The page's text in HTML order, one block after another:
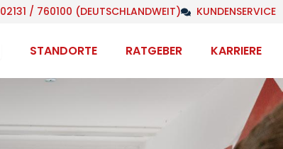
02131 / 760100 (DEUTSCHLANDWEIT) KUNDENSERVICE
Unternehmen
STANDORTE RATGEBER KARRIERE